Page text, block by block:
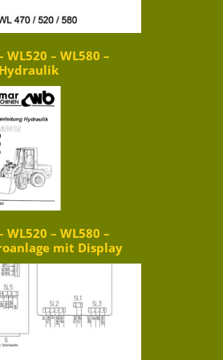
WL520 – WL580 –
WL520 – WL580 –
mit Display